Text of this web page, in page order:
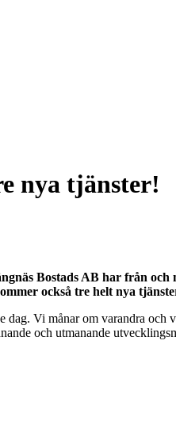
nya tjänster!
Bostads AB har från
också tre helt nya
Vi månar om varandra
och utmanande